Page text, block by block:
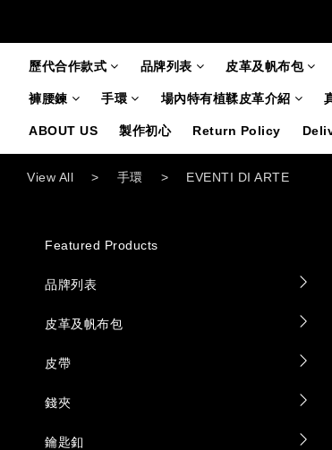
歷代合作款式 品牌列表 皮革及帆布包
褲腰鍊 手環 場內特有植鞣皮革介紹
ABOUT US 製作初心 Return Policy
View All > 手環 > EVENTI DI ARTE
Featured Products
品牌列表
皮革及帆布包
皮帶
錢夾
鑰匙釦